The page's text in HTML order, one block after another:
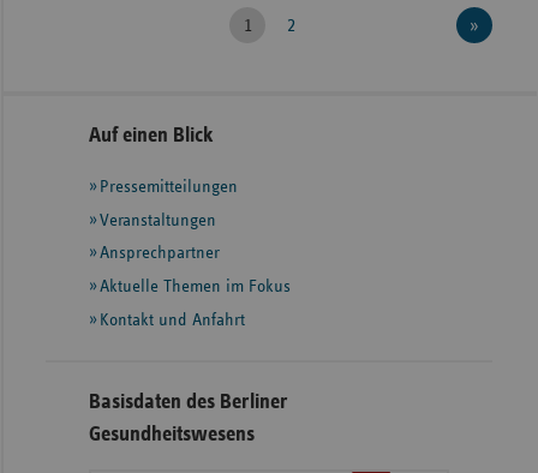
1 2 »
Seitenleiste
weiteren
Informationeny
Auf einen Blick
Pressemitteilungen
Veranstaltungen
Ansprechpartner
Aktuelle Themen im Fokus
Kontakt und Anfahrt
Basisdaten des Berliner
Gesundheitswesens